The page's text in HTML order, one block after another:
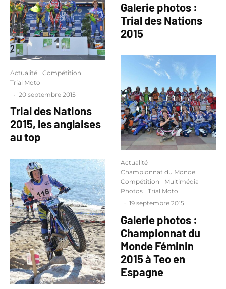
Actualité
Compétition
Trial Moto
· 20 septembre 2015
Trial des Nations
2015, les anglaises
au top
Galerie photos :
Trial des Nations
2015
Actualité
Championnat du Monde
Compétition
Multimédia
Photos
Trial Moto
· 19 septembre 2015
Galerie photos :
Championnat du
Monde Féminin
2015 à Teo en
Espagne